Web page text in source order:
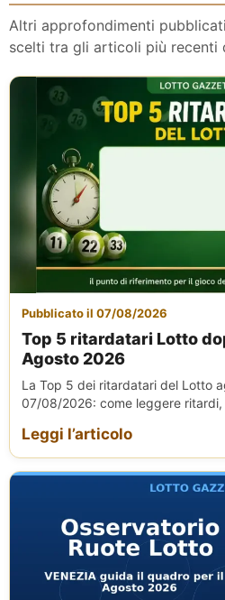
Altri approfondimenti
scelti tra gli articoli più recenti
Pubblicato il 07/08/2026
Top 5 ritardatari Lotto
Agosto 2026
La Top 5 dei ritardatari del Lotto
07/08/2026: come leggere ritardi,
Leggi l’articolo